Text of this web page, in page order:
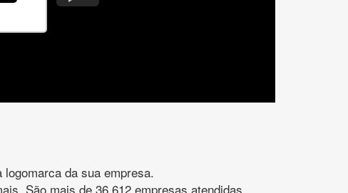
da sua empresa.
São mais de 36.612 empresas atendidas.